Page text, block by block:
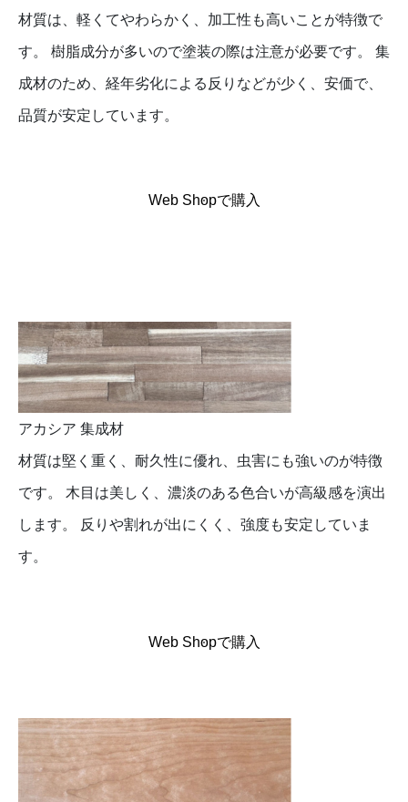
材質は、軽くてやわらかく、加工性も高いことが特徴で
す。 樹脂成分が多いので塗装の際は注意が必要です。 集
成材のため、経年劣化による反りなどが少く、安価で、
品質が安定しています。
Web Shopで購入
アカシア 集成材
材質は堅く重く、耐久性に優れ、虫害にも強いのが特徴
です。 木目は美しく、濃淡のある色合いが高級感を演出
します。 反りや割れが出にくく、強度も安定していま
す。
Web Shopで購入